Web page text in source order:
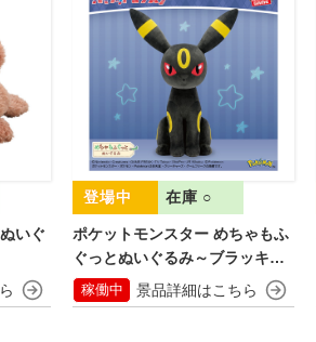
いぐ
ポケットモンスター めちゃもふ
ぐっとぬいぐるみ～ブラッキー
～
在庫 ○
稼働中